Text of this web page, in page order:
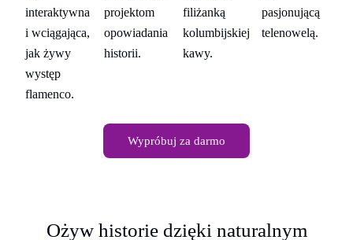
interaktywna
i wciągająca,
jak żywy
występ
flamenco.
projektom
opowiadania
historii.
filiżanką
kolumbijskiej
kawy.
pasjonującą
telenowelą.
Wypróbuj za darmo
Ożyw historie dzięki naturalnym